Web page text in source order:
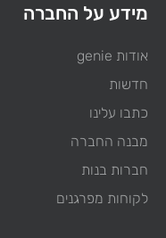
מידע על החברה
אודות genie
חדשות
כתבו עלינו
מבנה החברה
חברות בנות
לקוחות מפרגנים